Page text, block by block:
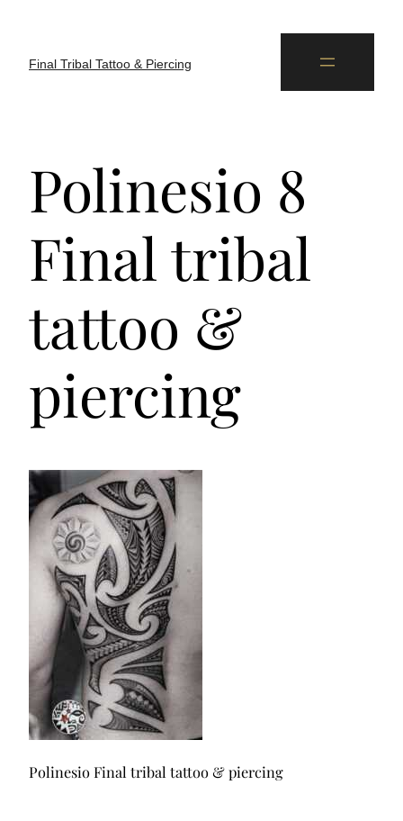
Final Tribal Tattoo & Piercing
Polinesio 8
Final tribal
tattoo &
piercing
Polinesio Final tribal tattoo & piercing